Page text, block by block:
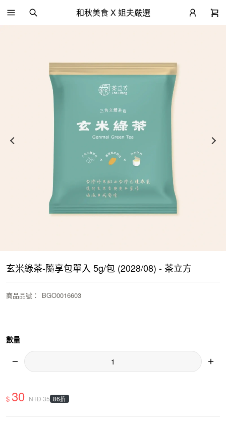
和秋美食 X 姐夫嚴選
玄米綠茶-隨享包單入 5g/包 (2028/08) - 茶立方
商品品號 ： BGO0016603
數量
$ 30 NTD35 86折